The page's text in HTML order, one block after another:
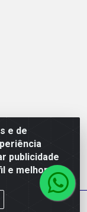
e de
publicidade
e melhorar a
962 - Bongi -
0001-48